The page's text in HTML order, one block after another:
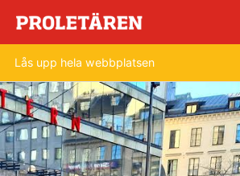
Lås upp hela webbplatsen